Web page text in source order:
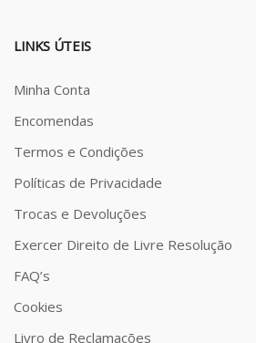
LINKS ÚTEIS
Minha Conta
Encomendas
Termos e Condições
Políticas de Privacidade
Trocas e Devoluções
Exercer Direito de Livre Resolução
FAQ’s
Cookies
Livro de Reclamações